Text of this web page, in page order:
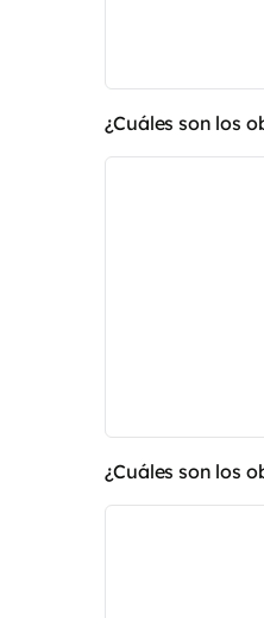
¿Cuáles son los
¿Cuáles son los